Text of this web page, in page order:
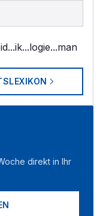
...ik...logie...man
direkt in Ihr